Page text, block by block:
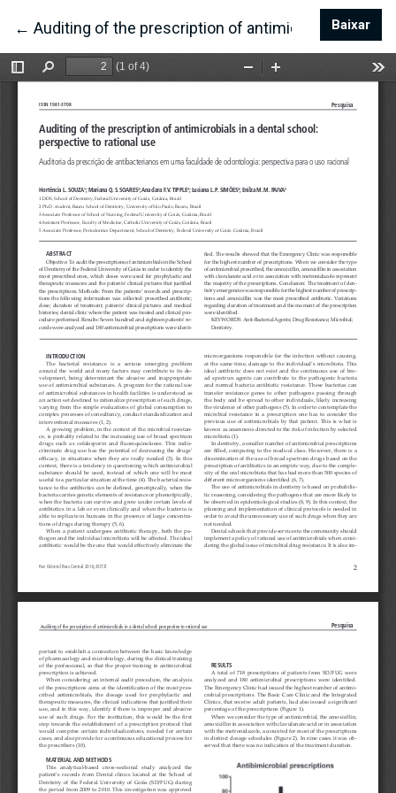
←Voltar aos Detalhes do Artigo
Auditing of the prescription of antimicrobials in a
Baixar